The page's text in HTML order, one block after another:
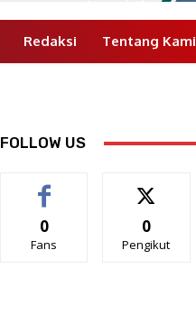
Redaksi Tentang Kami
FOLLOW US
0
Fans
0
Pengikut